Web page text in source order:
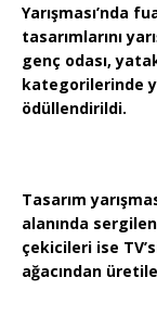
Yarışması’nda
tasarımlarını
genç odası,
kategorilerinde
ödüllendirildi.
Tasarım
alanında
çekicileri ise
ağacından